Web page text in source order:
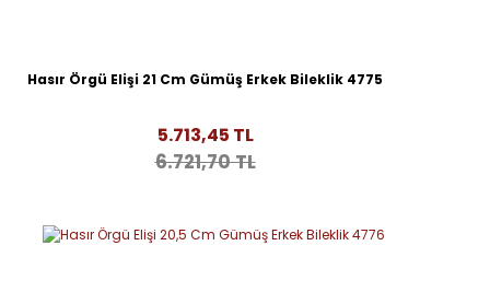
Hasır Örgü Elişi 21 Cm Gümüş Erkek Bileklik 4775
5.713,45 TL
6.721,70 TL